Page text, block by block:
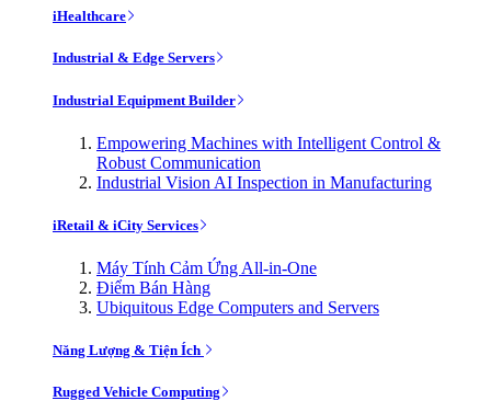
iHealthcare
Industrial & Edge Servers
Industrial Equipment Builder
Empowering Machines with Intelligent Control &
Robust Communication
Industrial Vision AI Inspection in Manufacturing
iRetail & iCity Services
Máy Tính Cảm Ứng All-in-One
Điểm Bán Hàng
Ubiquitous Edge Computers and Servers
Năng Lượng & Tiện Ích
Rugged Vehicle Computing